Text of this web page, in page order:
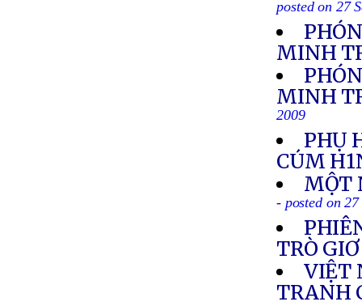
posted on 27
MINH
MINH
2009
PHỤ
CÚM
MỘT
- posted on
TRÒ
VIỆT
TRANH